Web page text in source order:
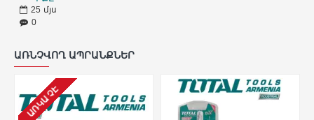
25 մյս
0
ԱՌՆՉՎՈՂ ԱՊՐԱՆՔՆԵՐ
ԱՌԿԱ ՉԷ